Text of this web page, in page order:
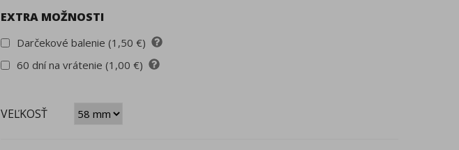
EXTRA MOŽNOSTI
Darčekové balenie (1,50 €)
60 dní na vrátenie (1,00 €)
VEĽKOSŤ